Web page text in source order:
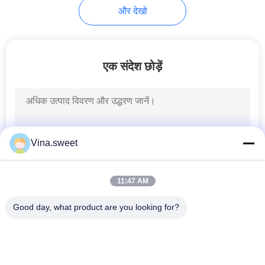
और देखो
एक संदेश छोड़ें
Vina.sweet
11:47 AM
Good day, what product are you looking for?